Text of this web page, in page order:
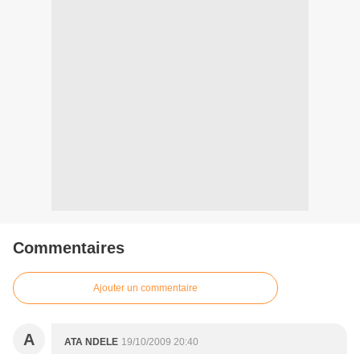
Commentaires
Ajouter un commentaire
A ATA NDELE 19/10/2009 20:40